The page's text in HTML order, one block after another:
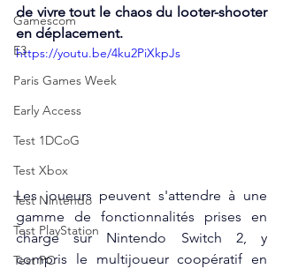
Gamescom
E3
Paris Games Week
Early Access
Test 1DCoG
Test Xbox
Test Nintendo
Test PlayStation
Test PC
de vivre tout le chaos du looter-shooter
en déplacement.
https://youtu.be/4ku2PiXkpJs
Les joueurs peuvent s'attendre à une
gamme de fonctionnalités prises en
charge sur Nintendo Switch 2, y
compris le multijoueur coopératif en